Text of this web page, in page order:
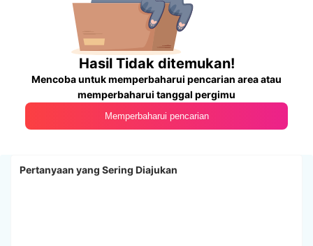
Hasil Tidak ditemukan!
Mencoba untuk memperbaharui pencarian area atau
memperbaharui tanggal pergimu
Memperbaharui pencarian
Pertanyaan yang Sering Diajukan